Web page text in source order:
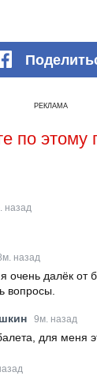
РЕКЛАМА
по этому
назад
назад
очень далёк от
вопросы.
9м. назад
для меня